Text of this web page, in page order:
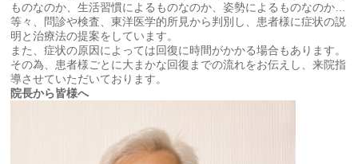
ものなのか、生活習慣によるものなのか、姿勢によるものなのか…
等々、問診や検査、東洋医学的所見から判別し、患者様に症状の説
明と治療法の提案をしています。
また、症状の原因によっては回復に時間がかかる場合もあります。
その為、患者様ごとに大まかな回復までの流れをお伝えし、来院指
導させていただいております。
院長から皆様へ